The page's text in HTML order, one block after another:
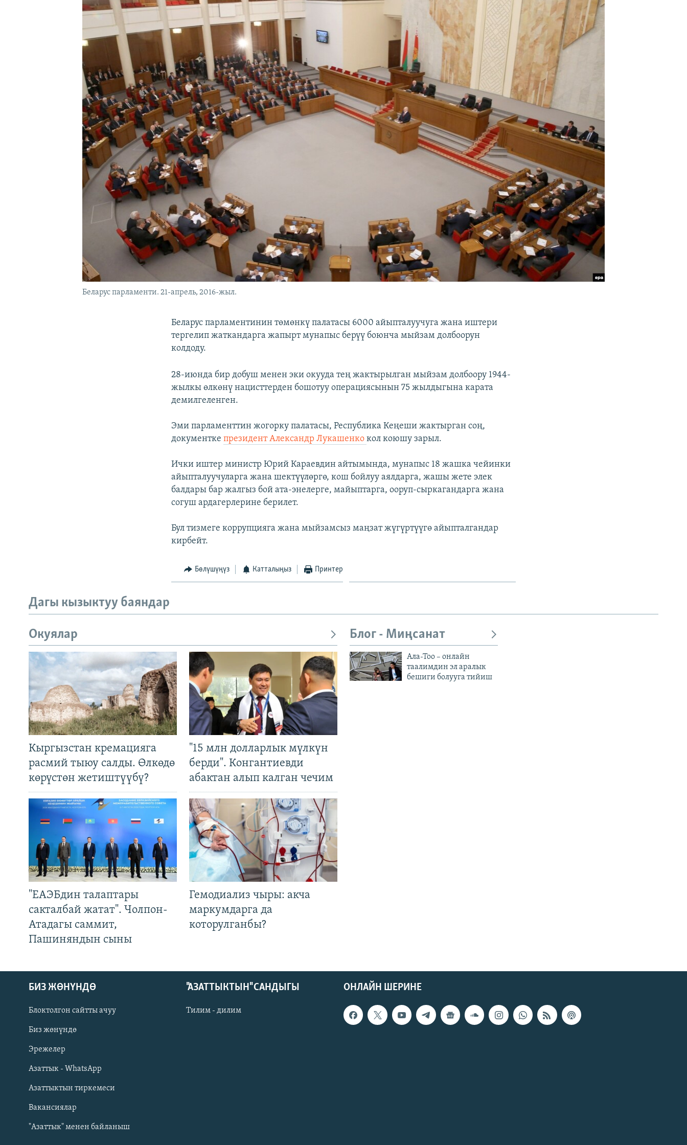
ЫҢГАЙСЫЗ СУРООЛОР
Русский
ОНЛАЙН ШЕРИНЕ
Беларус парламенти. 21-апрель, 2016-жыл.
Беларус парламентинин төмөнкү палатасы 6000 айыпталуучуга жана иштери
тергелип жаткандарга жапырт мунапыс берүү боюнча мыйзам долбоорун
колдоду.
28-июнда бир добуш менен эки окууда тең жактырылган мыйзам долбоору 1944-
жылкы өлкөнү нацисттерден бошотуу операциясынын 75 жылдыгына карата
демилгеленген.
Эми парламенттин жогорку палатасы, Республика Кеңеши жактырган соң,
документкепрезидент Александр Лукашенкокол коюшу зарыл.
Ички иштер министр Юрий Караевдин айтымында, мунапыс 18 жашка чейинки
айыпталуучуларга жана шектүүлөргө, кош бойлуу аялдарга, жашы жете элек
балдары бар жалгыз бой ата-энелерге, майыптарга, ооруп-сыркагандарга жана
согуш ардагерлерине берилет.
Бул тизмеге коррупцияга жана мыйзамсыз маңзат жүгүртүүгө айыпталгандар
кирбейт.
Бөлүшүңүз Катталыңыз Принтер
Дагы кызыктуу баяндар
Окуялар
Кыргызстан кремацияга
расмий тыюу салды. Өлкөдө
көрүстөн жетиштүүбү?
"15 млн долларлык мүлкүн
берди". Конгантиевди
абактан алып калган чечим
"ЕАЭБдин талаптары
сакталбай жатат". Чолпон-
Атадагы саммит,
Пашиняндын сыны
Гемодиализ чыры: акча
маркумдарга да
которулганбы?
Блог - Миңсанат
Ала-Тоо – онлайн
таалимдин эл аралык
бешиги болууга тийиш
ОНЛАЙН ШЕРИНЕ
БИЗ ЖӨНҮНДӨ
Блоктолгон сайтты ачуу
Биз жөнүндө
Эрежелер
Азаттык - WhatsApp
Азаттыктын тиркемеси
Вакансиялар
"Азаттык" менен байланыш
"АЗАТТЫКТЫН" САНДЫГЫ
Тилим - дилим